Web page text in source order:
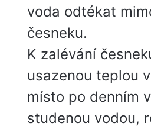
voda odtékat
česneku.
K zalévání
usazenou teplou
místo po denním
studenou vodou,